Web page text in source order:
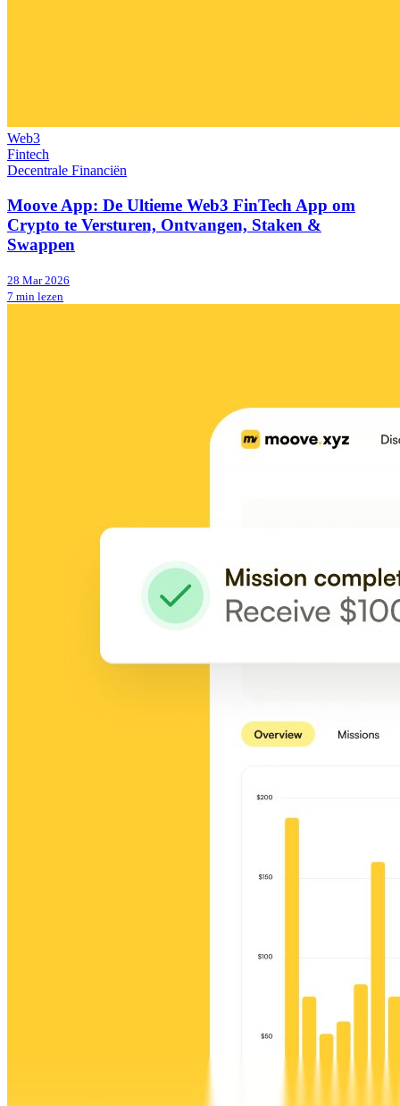
Web3
Fintech
Decentrale Financiën
Moove App: De Ultieme Web3 FinTech App om
Crypto te Versturen, Ontvangen, Staken &
Swappen
28 Mar 2026
7 min lezen